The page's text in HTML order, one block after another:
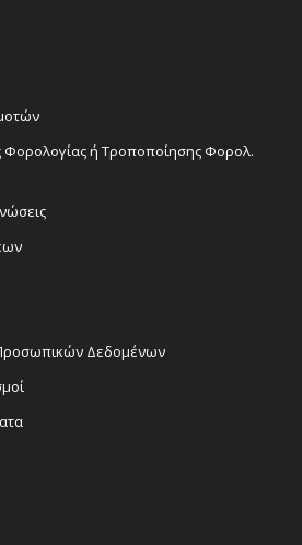
ή Τροποποίησης Φορολ.
Δεδομένων